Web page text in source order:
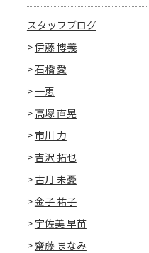
スタッフブログ
伊藤 博義
石橋 愛
一恵
高塚 直晃
市川 力
吉沢 拓也
古月 未憂
金子 祐子
宇佐美 早苗
齋藤 まなみ